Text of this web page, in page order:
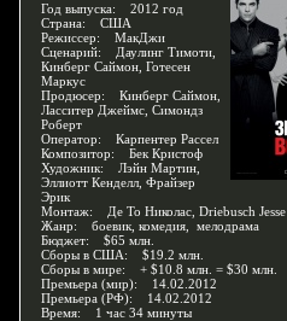
Год выпуска: 2012 год
Страна: США
Режиссер: МакДжи
Сценарий: Даулинг Тимоти,
Кинберг Саймон, Готесен
Маркус
Продюсер: Кинберг Саймон,
Ласситер Джеймс, Симондз
Роберт
Оператор: Карпентер Рассел
Композитор: Бек Кристоф
Художник: Лэйн Мартин,
Эллиотт Кенделл, Фрайзер
Эрик
Монтаж: Де То Николас, Driebusch Jesse
Жанр: боевик, комедия, мелодрама
Бюджет: $65 млн.
Сборы в США: $19.2 млн.
Сборы в мире: + $10.8 млн. = $30 млн.
Премьера (мир): 14.02.2012
Премьера (РФ): 14.02.2012
Время: 1 час 34 минуты